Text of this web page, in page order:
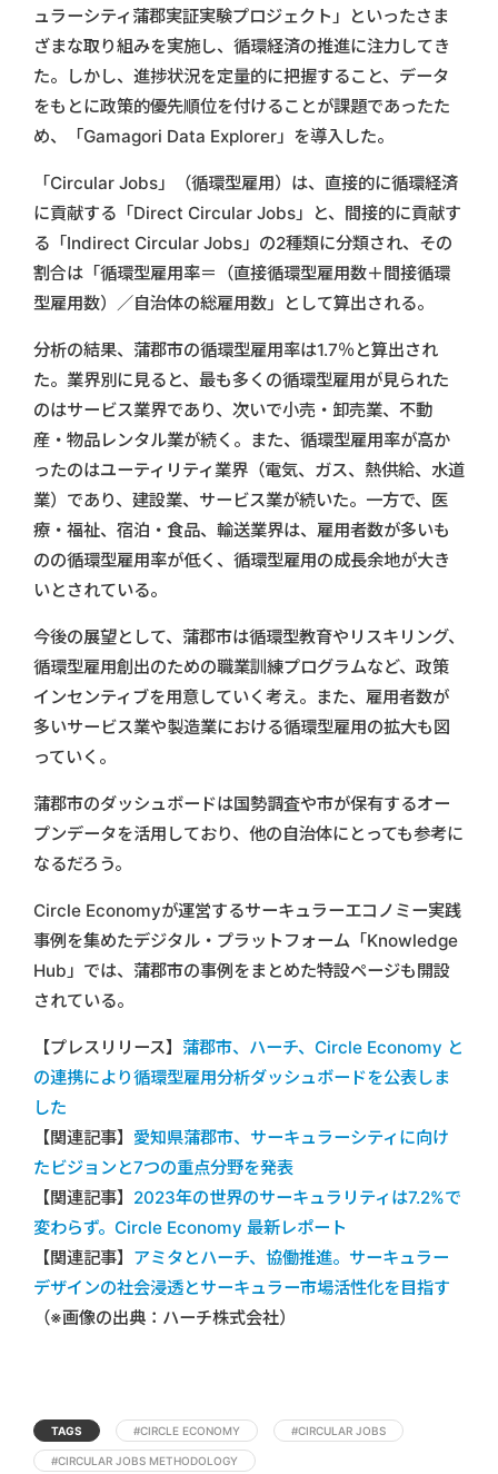
ュラーシティ蒲郡実証実験プロジェクト」といったさま
ざまな取り組みを実施し、循環経済の推進に注力してき
た。しかし、進捗状況を定量的に把握すること、データ
をもとに政策的優先順位を付けることが課題であったた
め、「Gamagori Data Explorer」を導入した。
「Circular Jobs」（循環型雇用）は、直接的に循環経済
に貢献する「Direct Circular Jobs」と、間接的に貢献す
る「Indirect Circular Jobs」の2種類に分類され、その
割合は「循環型雇用率＝（直接循環型雇用数＋間接循環
型雇用数）／自治体の総雇用数」として算出される。
分析の結果、蒲郡市の循環型雇用率は1.7％と算出され
た。業界別に見ると、最も多くの循環型雇用が見られた
のはサービス業界であり、次いで小売・卸売業、不動
産・物品レンタル業が続く。また、循環型雇用率が高か
ったのはユーティリティ業界（電気、ガス、熱供給、水道
業）であり、建設業、サービス業が続いた。一方で、医
療・福祉、宿泊・食品、輸送業界は、雇用者数が多いも
のの循環型雇用率が低く、循環型雇用の成長余地が大き
いとされている。
今後の展望として、蒲郡市は循環型教育やリスキリング、
循環型雇用創出のための職業訓練プログラムなど、政策
インセンティブを用意していく考え。また、雇用者数が
多いサービス業や製造業における循環型雇用の拡大も図
っていく。
蒲郡市のダッシュボードは国勢調査や市が保有するオー
プンデータを活用しており、他の自治体にとっても参考に
なるだろう。
Circle Economyが運営するサーキュラーエコノミー実践
事例を集めたデジタル・プラットフォーム「Knowledge
Hub」では、蒲郡市の事例をまとめた特設ページも開設
されている。
【プレスリリース】 蒲郡市、ハーチ、Circle Economy と
の連携により循環型雇用分析ダッシュボードを公表しま
した
【関連記事】 愛知県蒲郡市、サーキュラーシティに向け
たビジョンと7つの重点分野を発表
【関連記事】 2023年の世界のサーキュラリティは7.2%で
変わらず。Circle Economy 最新レポート
【関連記事】 アミタとハーチ、協働推進。サーキュラー
デザインの社会浸透とサーキュラー市場活性化を目指す
（※画像の出典：ハーチ株式会社）
TAGS #CIRCLE ECONOMY #CIRCULAR JOBS
#CIRCULAR JOBS METHODOLOGY